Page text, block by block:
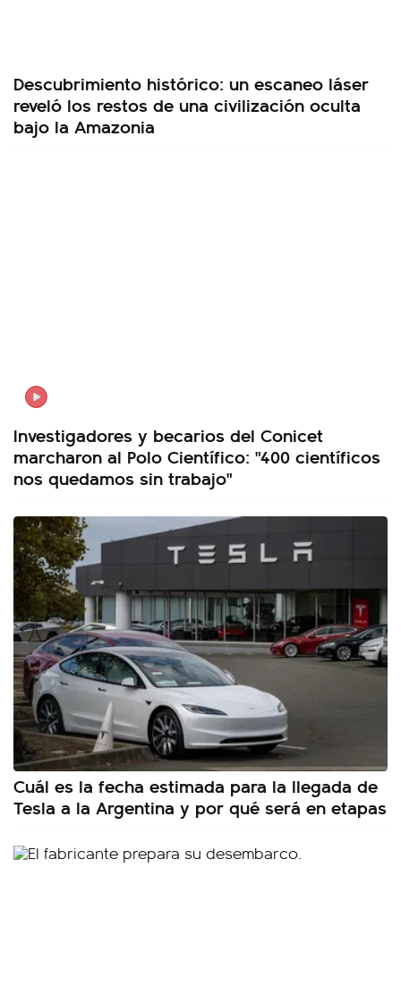
Descubrimiento histórico: un escaneo láser
reveló los restos de una civilización oculta
bajo la Amazonia
Investigadores y becarios del Conicet
marcharon al Polo Científico: "400 científicos
nos quedamos sin trabajo"
Cuál es la fecha estimada para la llegada de
Tesla a la Argentina y por qué será en etapas